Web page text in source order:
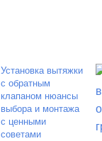
Установка вытяжки
с обратным
клапаном нюансы
выбора и монтажа
с ценными
советами